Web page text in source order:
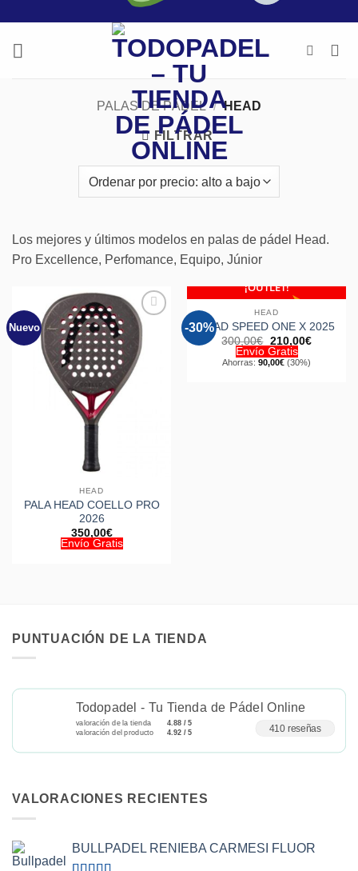
PALAS DE PÁDEL / HEAD
FILTRAR
Los mejores y últimos modelos en palas de pádel Head.
Pro Excellence, Perfomance, Equipo, Júnior
Nuevo
Añadir
lista de
deseos
HEAD
PALA HEAD COELLO PRO
2026
350,00€
Envío Gratis
-30%
¡OUTLET!
Añadir
deseos
HEAD
HEAD SPEED ONE X 2025
300,00€ El
precio
original
210,00€El
Envío Gratis
Ahorras: 90,00€ (30%)
PUNTUACIÓN DE LA TIENDA
Todopadel - Tu Tienda de Pádel Online
valoración de la tienda
4.88 / 5
valoración del producto
4.92 / 5 410 reseñas
VALORACIONES RECIENTES
BULLPADEL RENIEBA CARMESI FLUOR